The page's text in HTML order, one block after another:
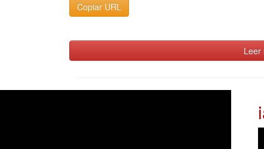
Copiar URL
Leer